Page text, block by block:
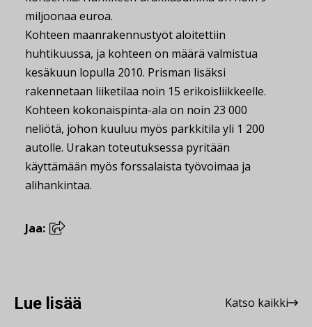
miljoonaa euroa.
Kohteen maanrakennustyöt aloitettiin
huhtikuussa, ja kohteen on määrä valmistua
kesäkuun lopulla 2010. Prisman lisäksi
rakennetaan liiketilaa noin 15 erikoisliikkeelle.
Kohteen kokonaispinta-ala on noin 23 000
neliötä, johon kuuluu myös parkkitila yli 1 200
autolle. Urakan toteutuksessa pyritään
käyttämään myös forssalaista työvoimaa ja
alihankintaa.
Jaa:
Lue lisää Katso kaikki